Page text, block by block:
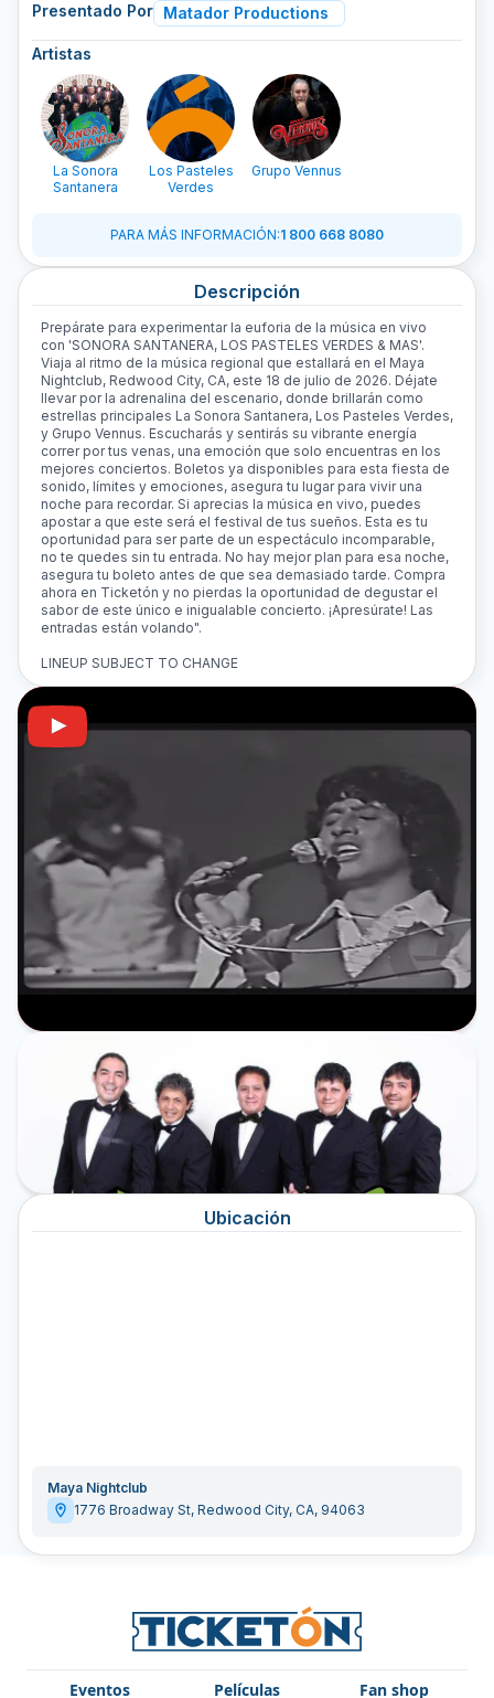
Presentado Por Matador Productions
Artistas
La Sonora
Santanera
Los Pasteles
Verdes
Grupo Vennus
PARA MÁS INFORMACIÓN:1 800 668 8080
Descripción
Prepárate para experimentar la euforia de la música en vivo
con 'SONORA SANTANERA, LOS PASTELES VERDES & MAS'.
Viaja al ritmo de la música regional que estallará en el Maya
Nightclub, Redwood City, CA, este 18 de julio de 2026. Déjate
llevar por la adrenalina del escenario, donde brillarán como
estrellas principales La Sonora Santanera, Los Pasteles Verdes,
y Grupo Vennus. Escucharás y sentirás su vibrante energía
correr por tus venas, una emoción que solo encuentras en los
mejores conciertos. Boletos ya disponibles para esta fiesta de
sonido, límites y emociones, asegura tu lugar para vivir una
noche para recordar. Si aprecias la música en vivo, puedes
apostar a que este será el festival de tus sueños. Esta es tu
oportunidad para ser parte de un espectáculo incomparable,
no te quedes sin tu entrada. No hay mejor plan para esa noche,
asegura tu boleto antes de que sea demasiado tarde. Compra
ahora en Ticketón y no pierdas la oportunidad de degustar el
sabor de este único e inigualable concierto. ¡Apresúrate! Las
entradas están volando".
LINEUP SUBJECT TO CHANGE
Ubicación
Maya Nightclub
1776 Broadway St, Redwood City, CA, 94063
Eventos Películas Fan shop